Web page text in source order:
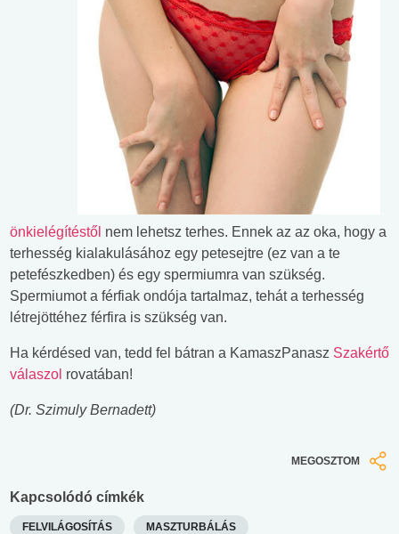
önkielégítéstől nem lehetsz terhes. Ennek az az oka, hogy a
terhesség kialakulásához egy petesejtre (ez van a te
petefészkedben) és egy spermiumra van szükség.
Spermiumot a férfiak ondója tartalmaz, tehát a terhesség
létrejöttéhez férfira is szükség van.
Ha kérdésed van, tedd fel bátran a KamaszPanasz Szakértő
válaszol rovatában!
(Dr. Szimuly Bernadett)
MEGOSZTOM
Kapcsolódó címkék
FELVILÁGOSÍTÁS MASZTURBÁLÁS